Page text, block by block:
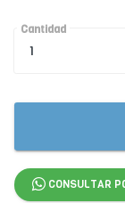
Cantidad
CONSULTAR